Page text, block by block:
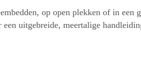
op open plekken of in een
uitgebreide, meertalige